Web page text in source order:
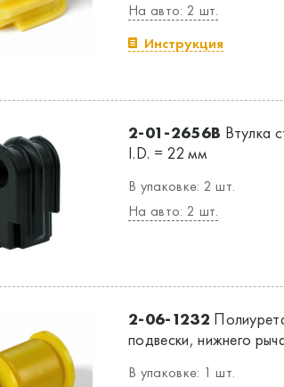
На авто: 2 шт.
Инструкция
2-01-2656B Втулка
I.D. = 22 мм
В упаковке: 2 шт.
На авто: 2 шт.
2-06-1232
подвески, нижнего
В упаковке: 1 шт.